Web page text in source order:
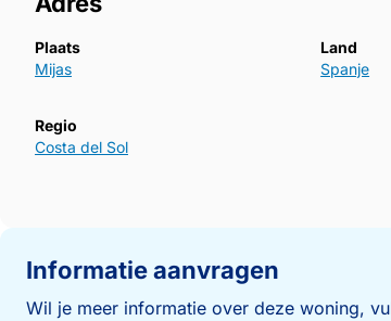
Plaats
Mijas
Land
Spanje
Regio
Costa del Sol
Informatie aanvragen
Wil je meer informatie over deze woning,